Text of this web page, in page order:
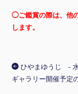
◯ご鑑賞の際は、他
します。
ひやまゆうじ -
ギャラリー開催予定